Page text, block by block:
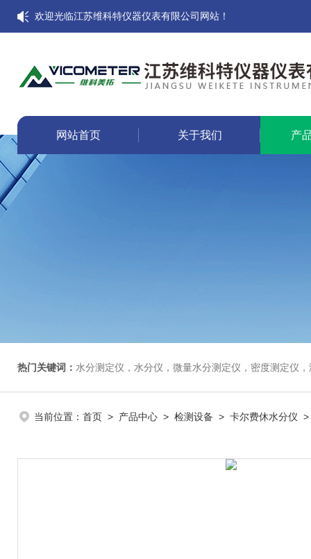
欢迎光临江苏维科特仪器仪表有限公司网站！
网站首页 关于我们 产
热门关键词： 水分测定仪，水分仪，微量水分测定仪，密度测定仪
当前位置： 首页 > 产品中心 > 检测设备 > 卡尔费休水分仪 >